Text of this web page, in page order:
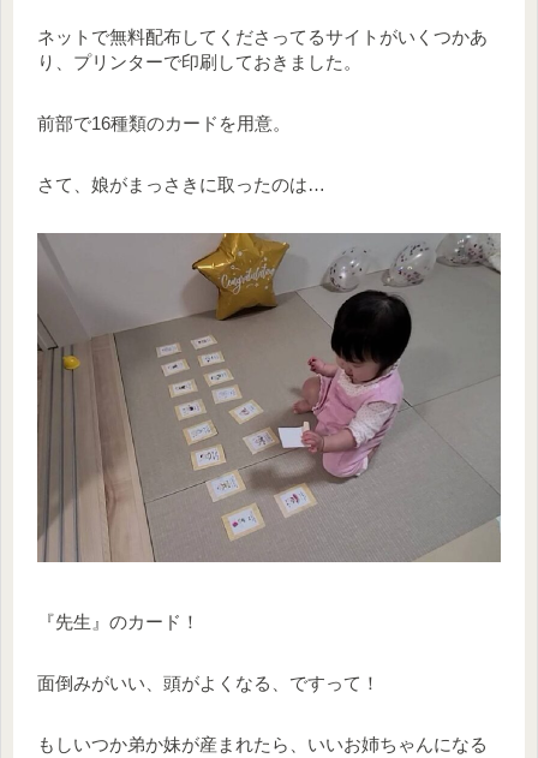
ネットで無料配布してくださってるサイトがいくつかあ
り、プリンターで印刷しておきました。
前部で16種類のカードを用意。
さて、娘がまっさきに取ったのは…
『先生』のカード！
面倒みがいい、頭がよくなる、ですって！
もしいつか弟か妹が産まれたら、いいお姉ちゃんになる